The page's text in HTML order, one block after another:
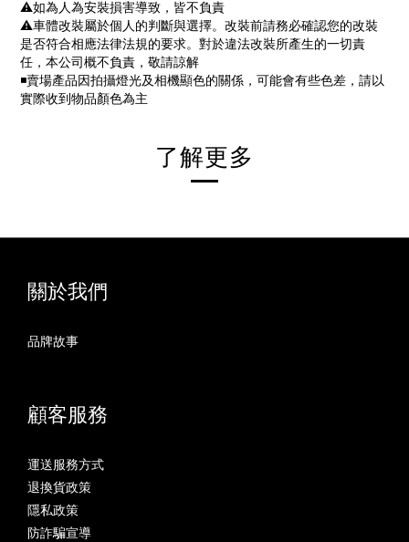
⚠️如為人為安裝損害導致，皆不負責
⚠️車體改裝屬於個人的判斷與選擇。改裝前請務必確認您的改裝
是否符合相應法律法規的要求。對於違法改裝所產生的一切責
任，本公司概不負責，敬請諒解
◾賣場產品因拍攝燈光及相機顯色的關係，可能會有些色差，請以
實際收到物品顏色為主
了解更多
關於我們
品牌故事
顧客服務
運送服務方式
退換貨政策
隱私政策
防詐騙宣導